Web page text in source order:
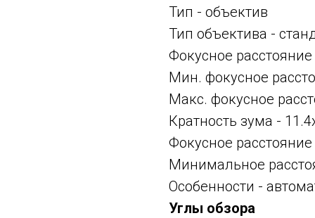
Тип - объектив
Тип объектива -
Фокусное
Мин. фокусное
Макс. фокусное
Кратность зума -
Фокусное
Минимальное
Особенности -
Углы обзора